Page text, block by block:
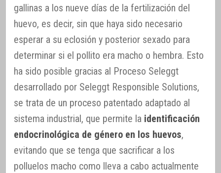
gallinas a los nueve días de la fertilización del
huevo, es decir, sin que haya sido necesario
esperar a su eclosión y posterior sexado para
determinar si el pollito era macho o hembra. Esto
ha sido posible gracias al Proceso Seleggt
desarrollado por Seleggt Responsible Solutions,
se trata de un proceso patentado adaptado al
sistema industrial, que permite la identificación
endocrinológica de género en los huevos,
evitando que se tenga que sacrificar a los
polluelos macho como lleva a cabo actualmente